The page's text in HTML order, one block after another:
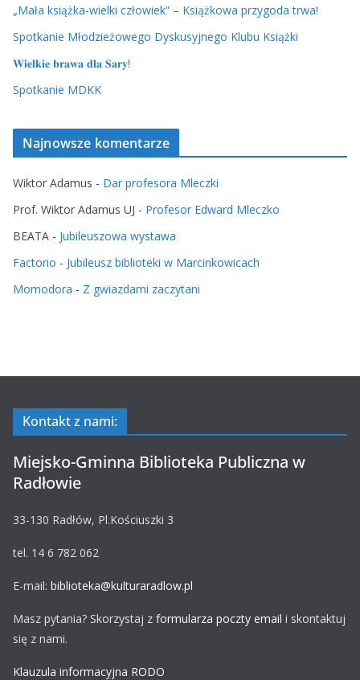
„Mała książka-wielki człowiek” – Książkowa przygoda trwa!
Spotkanie Młodzieżowego Dyskusyjnego Klubu Książki
𝐖𝐢𝐞𝐥𝐤𝐢𝐞 𝐛𝐫𝐚𝐰𝐚 𝐝𝐥𝐚 𝐒𝐚𝐫𝐲!
Spotkanie MDKK
Najnowsze komentarze
Wiktor Adamus - Dar profesora Mleczki
Prof. Wiktor Adamus UJ - Profesor Edward Mleczko
BEATA - Jubileuszowa wystawa
Factorio - Jubileusz biblioteki w Marcinkowicach
Momodora - Z gwiazdami zaczytani
Kontakt z nami:
Miejsko-Gminna Biblioteka Publiczna w
Radłowie
33-130 Radłów, Pl.Kościuszki 3
tel. 14 6 782 062
E-mail: biblioteka@kulturaradlow.pl
Masz pytania? Skorzystaj z formularza poczty email i skontaktuj
się z nami.
Klauzula informacyjna RODO